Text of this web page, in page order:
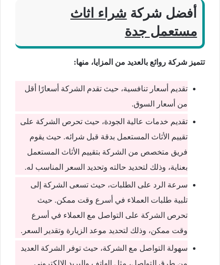
أفضل شركة شراء اثاث
مستعمل جدة
تتميز شركة روائع بالعديد من المزايا، منها:
تقديم أسعار تنافسية، حيث تقدم الشركة أسعارًا أقل
من أسعار السوق.
تقديم خدمات عالية الجودة، حيث تحرص الشركة على
تقييم الأثاث المستعمل بدقة قبل شرائه. حيث يقوم
فريق متخصص من الشركة بتقييم الأثاث المستعمل
بعناية، وذلك لتحديد حالته وتحديد السعر المناسب له.
سرعة الرد على الطلبات، حيث تسعى الشركة إلى
تلبية طلبات العملاء في أسرع وقت ممكن. حيث
تحرص الشركة على التواصل مع العملاء في أسرع
وقت ممكن، وذلك لتحديد موعد الزيارة وتقدير السعر.
سهولة التواصل مع الشركة، حيث توفر الشركة العديد
من طرق التواصل، مثل الهاتف والبريد الإلكتروني